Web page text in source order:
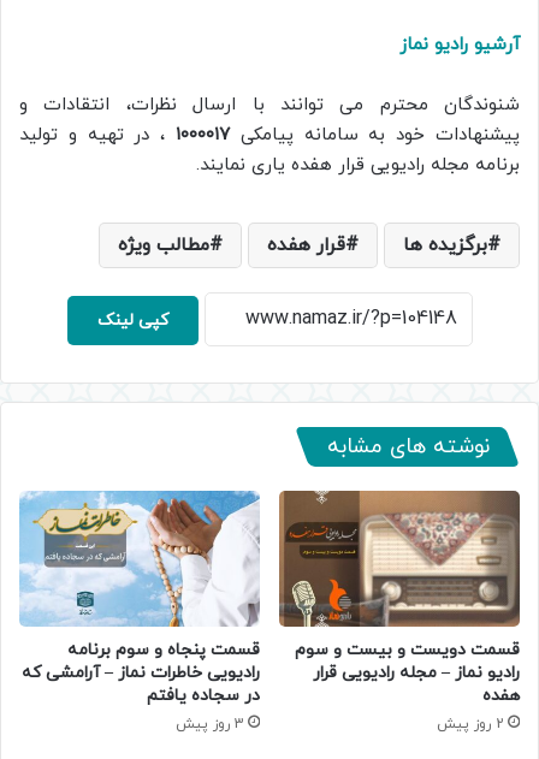
آرشیو رادیو نماز
شنوندگان محترم می توانند با ارسال نظرات، انتقادات و
پیشنهادات خود به سامانه پیامکی۱۰۰۰۰۱۷ ، در تهیه و تولید
برنامه مجله رادیویی قرار هفده یاری نمایند.
برگزیده ها قرار هفده مطالب ویژه
کپی لینک
نوشته های مشابه
قسمت دویست و بیست و سوم
رادیو نماز – مجله رادیویی قرار
هفده
2 روز پیش
قسمت پنجاه و سوم برنامه
رادیویی خاطرات نماز – آرامشی که
در سجاده یافتم
3 روز پیش